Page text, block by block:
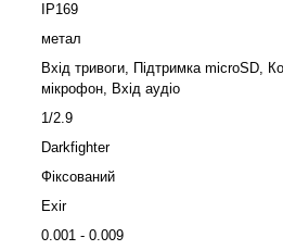
IP169
метал
Вхід тривоги, Підтримка microSD,
мікрофон, Вхід аудіо
1/2.9
Darkfighter
Фіксований
Exir
0.001 - 0.009